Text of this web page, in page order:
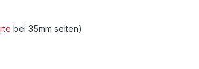
bei 35mm selten)